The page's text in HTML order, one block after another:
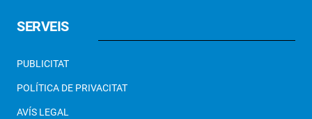
SERVEIS
PUBLICITAT
POLÍTICA DE PRIVACITAT
AVÍS LEGAL